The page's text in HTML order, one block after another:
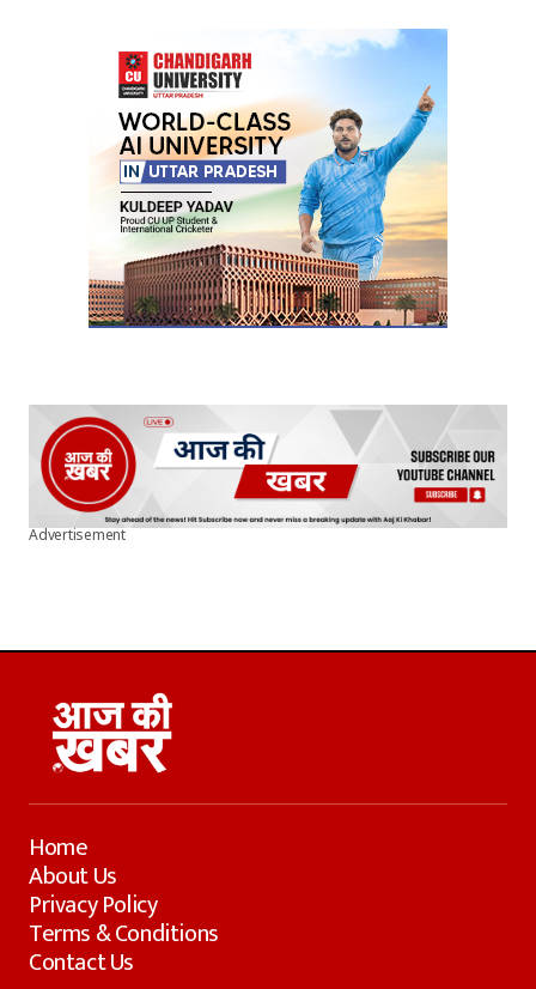
Advertisement
Home
About Us
Privacy Policy
Terms & Conditions
Contact Us